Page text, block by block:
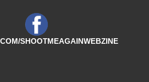
SHOOTMEAGAINWEBZINE